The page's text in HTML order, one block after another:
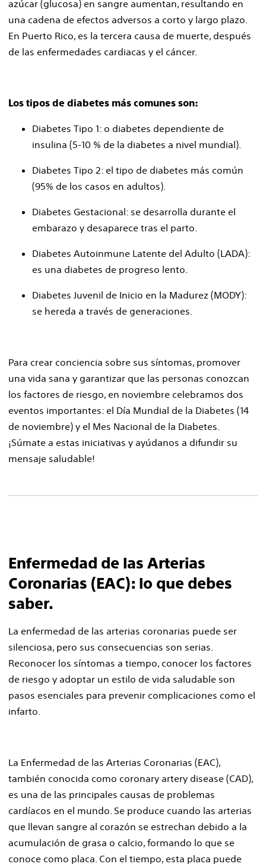
azúcar (glucosa) en sangre aumentan, resultando en
una cadena de efectos adversos a corto y largo plazo.
En Puerto Rico, es la tercera causa de muerte, después
de las enfermedades cardiacas y el cáncer.
Los tipos de diabetes más comunes son:
Diabetes Tipo 1: o diabetes dependiente de
insulina (5-10 % de la diabetes a nivel mundial).
Diabetes Tipo 2: el tipo de diabetes más común
(95% de los casos en adultos).
Diabetes Gestacional: se desarrolla durante el
embarazo y desaparece tras el parto.
Diabetes Autoinmune Latente del Adulto (LADA):
es una diabetes de progreso lento.
Diabetes Juvenil de Inicio en la Madurez (MODY):
se hereda a través de generaciones.
Para crear conciencia sobre sus síntomas, promover
una vida sana y garantizar que las personas conozcan
los factores de riesgo, en noviembre celebramos dos
eventos importantes: el Día Mundial de la Diabetes (14
de noviembre) y el Mes Nacional de la Diabetes.
¡Súmate a estas iniciativas y ayúdanos a difundir su
mensaje saludable!
Enfermedad de las Arterias
Coronarias (EAC): lo que debes
saber.
La enfermedad de las arterias coronarias puede ser
silenciosa, pero sus consecuencias son serias.
Reconocer los síntomas a tiempo, conocer los factores
de riesgo y adoptar un estilo de vida saludable son
pasos esenciales para prevenir complicaciones como el
infarto.
La Enfermedad de las Arterias Coronarias (EAC),
también conocida como coronary artery disease (CAD),
es una de las principales causas de problemas
cardíacos en el mundo. Se produce cuando las arterias
que llevan sangre al corazón se estrechan debido a la
acumulación de grasa o calcio, formando lo que se
conoce como placa. Con el tiempo, esta placa puede